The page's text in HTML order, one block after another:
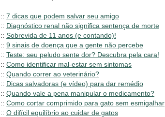
:: 7 dicas que podem salvar seu amigo
:: Diagnóstico renal não significa sentença de morte
:: Sobrevida de 11 anos (e contando)!
:: 9 sinais de doença que a gente não percebe
:: Teste: seu peludo sente dor? Descubra pela cara!
:: Como identificar mal-estar sem sintomas
:: Quando correr ao veterinário?
:: Dicas salvadoras (e vídeo) para dar remédio
:: Quando vale a pena manipular o medicamento?
:: Como cortar comprimido para gato sem esmigalhar
:: O difícil equilíbrio ao cuidar de gatos